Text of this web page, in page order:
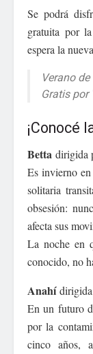
Se podrá
gratuita por
espera la
Verano
Gratis por
¡Conocé
Betta dirigida
Es invierno
solitaria
obsesión:
afecta sus
La noche en
conocido, no
Anahídirigida
En un futuro
por la
cinco años,